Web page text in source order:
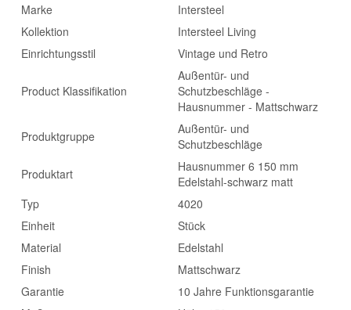
Marke
Intersteel
Kollektion
Intersteel Living
Einrichtungsstil
Vintage und Retro
Product Klassifikation
Außentür- und
Schutzbeschläge -
Hausnummer - Mattschwarz
Produktgruppe
Außentür- und
Schutzbeschläge
Produktart
Hausnummer 6 150 mm
Edelstahl-schwarz matt
Typ
4020
Einheit
Stück
Material
Edelstahl
Finish
Mattschwarz
Garantie
10 Jahre Funktionsgarantie